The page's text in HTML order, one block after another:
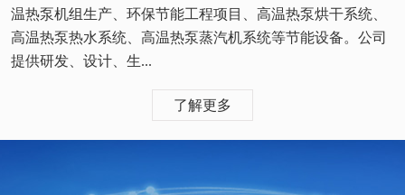
温热泵机组生产、环保节能工程项目、高温热泵烘干系统、
高温热泵热水系统、高温热泵蒸汽机系统等节能设备。公司
提供研发、设计、生...
了解更多